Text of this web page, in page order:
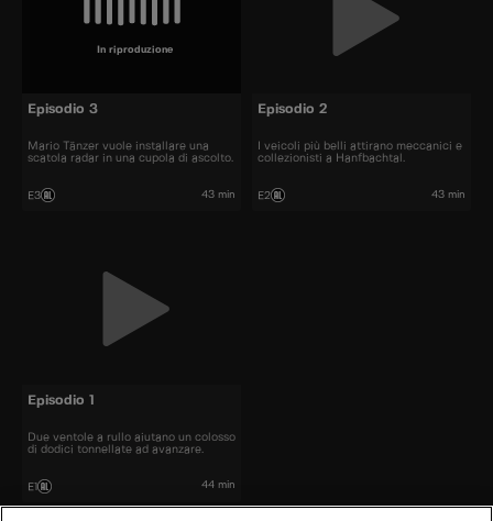
In riproduzione
Episodio 3
Mario Tänzer vuole installare una
scatola radar in una cupola di ascolto.
E3 43 min
Episodio 2
I veicoli più belli attirano meccanici e
collezionisti a Hanfbachtal.
E2 43 min
Episodio 1
Due ventole a rullo aiutano un colosso
di dodici tonnellate ad avanzare.
E1 44 min